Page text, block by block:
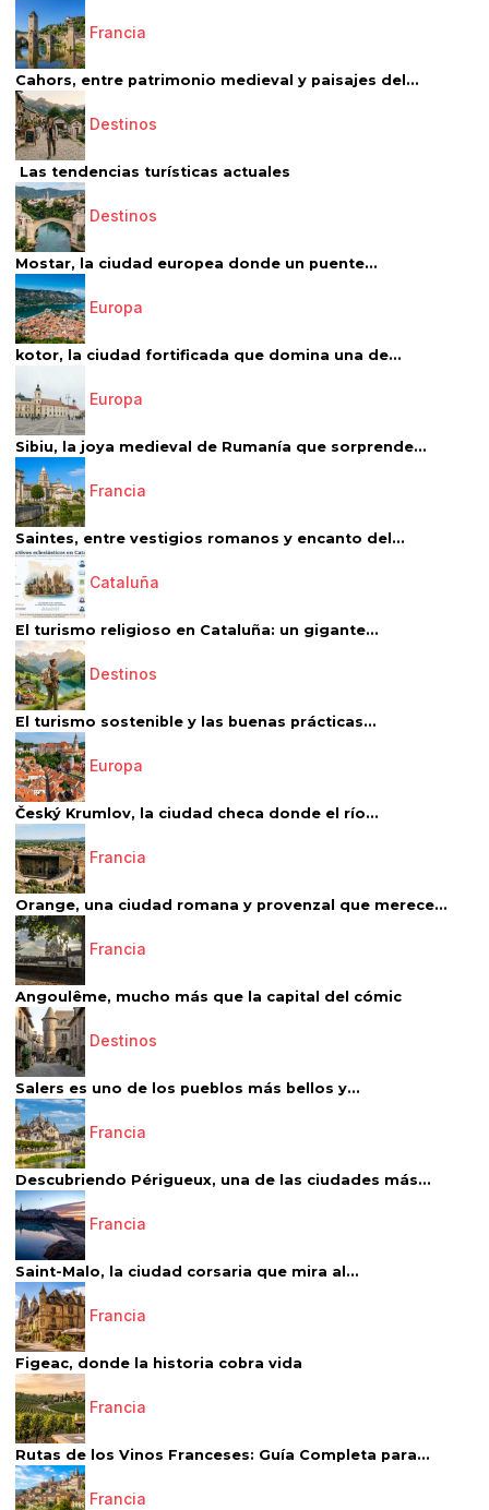
Francia
Cahors, entre patrimonio medieval y paisajes del...
Destinos
Las tendencias turísticas actuales
Destinos
Mostar, la ciudad europea donde un puente...
Europa
kotor, la ciudad fortificada que domina una de...
Europa
Sibiu, la joya medieval de Rumanía que sorprende...
Francia
Saintes, entre vestigios romanos y encanto del...
Cataluña
El turismo religioso en Cataluña: un gigante...
Destinos
El turismo sostenible y las buenas prácticas...
Europa
Český Krumlov, la ciudad checa donde el río...
Francia
Orange, una ciudad romana y provenzal que merece...
Francia
Angoulême, mucho más que la capital del cómic
Destinos
Salers es uno de los pueblos más bellos y...
Francia
Descubriendo Périgueux, una de las ciudades más...
Francia
Saint-Malo, la ciudad corsaria que mira al...
Francia
Figeac, donde la historia cobra vida
Francia
Rutas de los Vinos Franceses: Guía Completa para...
Francia